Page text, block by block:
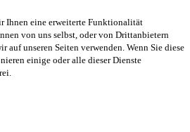
Ihnen eine erweiterte Funktionalität
von uns selbst, oder von Drittanbietern
auf unseren Seiten verwenden. Wenn Sie diese
einige oder alle dieser Dienste